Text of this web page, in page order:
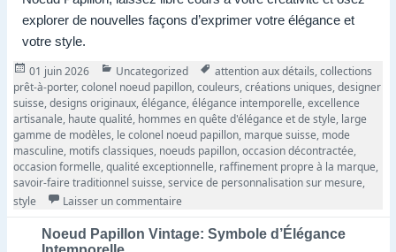
explorer de nouvelles façons d’exprimer votre élégance et
votre style.
Publié
le
01 juin 2026 Catégories
Uncategorized Tags
attention aux détails,collections
prêt-à-porter,colonel noeud papillon,couleurs,créations uniques,designer
suisse,designs originaux,élégance,élégance intemporelle,excellence
artisanale, haute qualité, hommes en quête d'élégance et de style, large
gamme de modèles, le colonel noeud papillon, marque suisse, mode
masculine, motifs classiques, noeuds papillon,occasion décontractée,
occasion formelle,qualité exceptionnelle, raffinement propre à la marque,
savoir-faire traditionnel suisse,service de personnalisation sur mesure,
style
Laisser un commentaire
Noeud Papillon Vintage: Symbole d’Élégance